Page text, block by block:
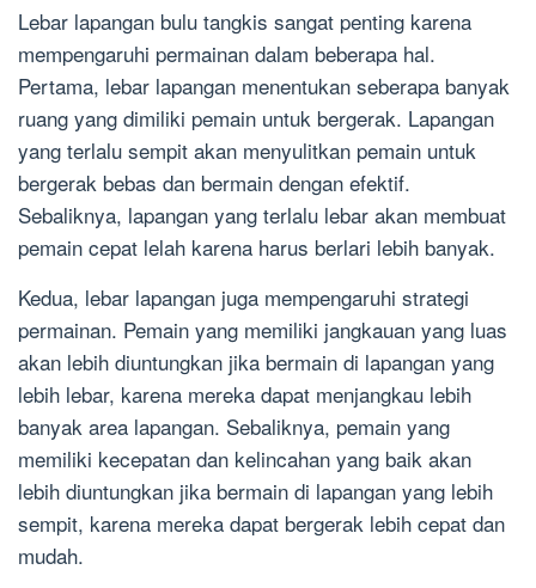
Lebar lapangan bulu tangkis sangat penting karena
mempengaruhi permainan dalam beberapa hal.
Pertama, lebar lapangan menentukan seberapa banyak
ruang yang dimiliki pemain untuk bergerak. Lapangan
yang terlalu sempit akan menyulitkan pemain untuk
bergerak bebas dan bermain dengan efektif.
Sebaliknya, lapangan yang terlalu lebar akan membuat
pemain cepat lelah karena harus berlari lebih banyak.
Kedua, lebar lapangan juga mempengaruhi strategi
permainan. Pemain yang memiliki jangkauan yang luas
akan lebih diuntungkan jika bermain di lapangan yang
lebih lebar, karena mereka dapat menjangkau lebih
banyak area lapangan. Sebaliknya, pemain yang
memiliki kecepatan dan kelincahan yang baik akan
lebih diuntungkan jika bermain di lapangan yang lebih
sempit, karena mereka dapat bergerak lebih cepat dan
mudah.